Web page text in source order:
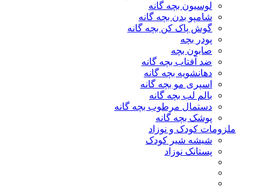
لوسیون بچه گانه
شامپو بدن بچه گانه
گوش پاک کن بچه گانه
پودر بچه
صابون بچه
ضد آفتاب بچه گانه
دهانشویه بچه گانه
اسپری مو بچه گانه
بالم لب بچه گانه
دستمال مرطوب بچه گانه
پوشک بچه گانه
ملزومات کودک و نوزاد
شیشه شیر کودک
پستانک نوزاد